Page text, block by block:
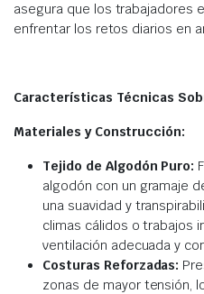
asegura que los trabajadores
enfrentar los retos diarios en
Características Técnicas
Materiales y Construcción:
Tejido de Algodón Puro:
algodón con un gramaje
una suavidad y
climas cálidos o trabajos
ventilación adecuada y
Costuras Reforzadas:
zonas de mayor tensión,